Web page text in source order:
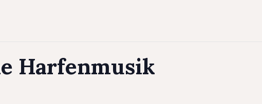
Harfenmusik